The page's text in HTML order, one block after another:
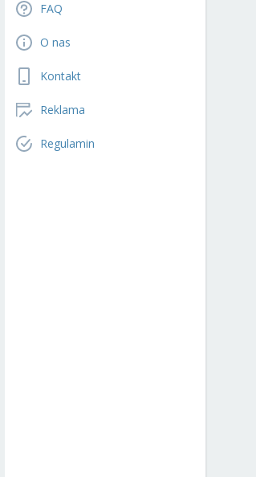
FAQ
O nas
Kontakt
Reklama
Regulamin